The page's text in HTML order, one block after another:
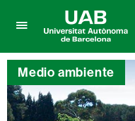
aquí
para
desplegar
el
menú
Universitat
Autònoma
de
Barcelona
Medio ambiente